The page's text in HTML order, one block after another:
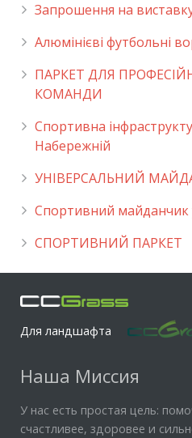
Запрошення на
Алюмінієві футбольні
ПАРКЕТ ДЛЯ
КОМАНДИ
Спортивна
Набережній
УНІВЕРСАЛЬНИЙ
Cпортивний
СПОРТИВНИЙ ПАРКЕТ
Для ландшафта
Наша Миссия
У нас есть простая цель:
счастливее, здоровее и